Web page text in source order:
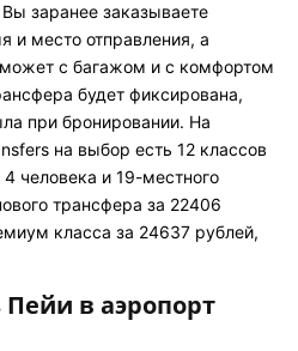
заранее заказываете
и место отправления, а
с багажом и с комфортом
будет фиксирована,
при бронировании. На
на выбор есть 12 классов
человека и 19-местного
трансфера за 22406
класса за 24637 рублей,
в аэропорт